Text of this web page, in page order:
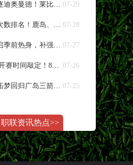
VS 上海海港
高清直播
VS 天津津门虎
22:00
VS 米拉索
高清直播
皇马持续追逐迪奥曼德！莱比锡天才引发欧冠豪门竞价 07-29
日职联冠军次数排名！鹿岛、横滨水手、川崎前锋荣誉盘点 07-28
横滨水手开启季前热身，补强阵容冲击新赛季亚冠资格 07-27
2026/27意甲开赛时间敲定！8月23日联赛正式打响 07-26
官宣！川村拓梦回归广岛三箭补强中场 07-25
联资讯热点>>